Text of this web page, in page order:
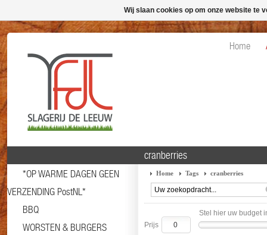
Home
*OP WARME DAGEN GEEN
VERZENDING PostNL*
BBQ
WORSTEN & BURGERS
cranberries
Home Tags cranberries
Stel hier uw budget
Prijs
Wij slaan cookies op om onze website te